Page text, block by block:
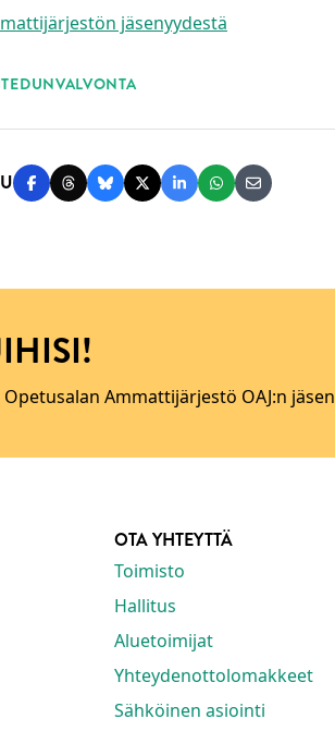
jäsenyydestä
EDUNVALVONTA
Jaa Facebookissa
Jaa Threadsissa
Jaa Blueskyssä
Jaa Twitterissä
Jaa LinkedInissä
Jaa Jaa
Ammattijärjestö OAJ:n
OTA YHTEYTTÄ
Toimisto
Hallitus
Aluetoimijat
Yhteydenottolomakkeet
Sähköinen asiointi